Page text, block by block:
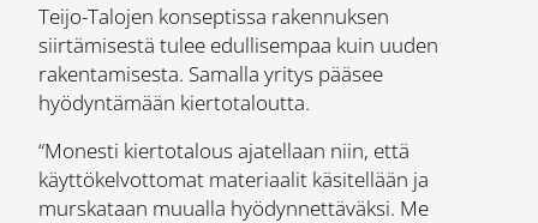
Teijo-Talojen konseptissa rakennuksen
siirtämisestä tulee edullisempaa kuin uuden
rakentamisesta. Samalla yritys pääsee
hyödyntämään kiertotaloutta.
“Monesti kiertotalous ajatellaan niin, että
käyttökelvottomat materiaalit käsitellään ja
murskataan muualla hyödynnettäväksi. Me